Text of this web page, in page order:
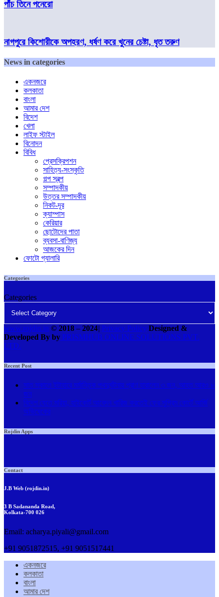
পাঁচ তিনে পনেরো
নাগপুরে কিশোরীকে অপহরণ, ধর্ষণ করে খুনের চেষ্টা, ধৃত তরুণ
News in categories
একনজরে
কলকাতা
বাংলা
আমার দেশ
বিদেশ
খেলা
লাইফ স্টাইল
বিনোদন
বিবিধ
প্রেসক্রিপশন
সাহিত্য-সংস্কৃতি
গল্প স্বল্প
সম্পাদকীয়
উত্তর সম্পাদকীয়
নিকট-দূর
ক্যাম্পাস
কেরিয়ার
ছোটোদের পাতা
ব্যবসা-বাণিজ্য
আজকের দিন
ফোটো গ্যালারি
Categories
Categories
www.rojdin.in © 2018 – 2024| Privacy Policy Designed &
Developed By by PRISMHUB ONLINE SOLUTIONS PVT.
LTD.
Recent Post
সাত সকালে ইটাহারে মর্মান্তিক পথদুর্ঘটনায় প্রাণ হারালেন ৩ জন, আহত আরও ৮
জন
বিদেশ যেতে মরিয়া, হাইকোর্ট আবেদন খারিজ করতেই ফের সুপ্রিম কোর্টে আর্জি
অভিষেকের
Rojdin Apps
Contact
J.B Web (rojdin.in)
3 B Sadananda Road,
Kolkata-700 026
Email: acharya.piyali@gmail.com
+91 9051872515, +91 9051517441
একনজরে
কলকাতা
বাংলা
আমার দেশ